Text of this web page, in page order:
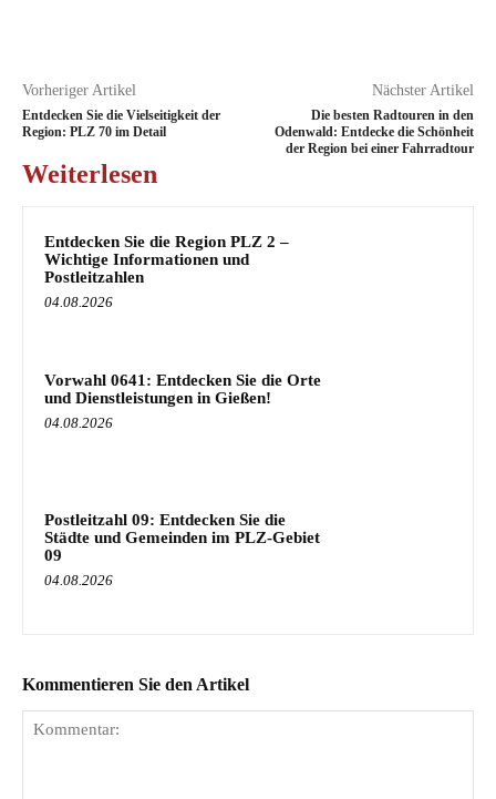
Vorheriger Artikel
Entdecken Sie die Vielseitigkeit der
Region: PLZ 70 im Detail
Nächster Artikel
Die besten Radtouren in den
Odenwald: Entdecke die Schönheit
der Region bei einer Fahrradtour
Weiterlesen
Entdecken Sie die Region PLZ 2 –
Wichtige Informationen und
Postleitzahlen
04.08.2026
Vorwahl 0641: Entdecken Sie die Orte
und Dienstleistungen in Gießen!
04.08.2026
Postleitzahl 09: Entdecken Sie die
Städte und Gemeinden im PLZ-Gebiet
09
04.08.2026
Kommentieren Sie den Artikel